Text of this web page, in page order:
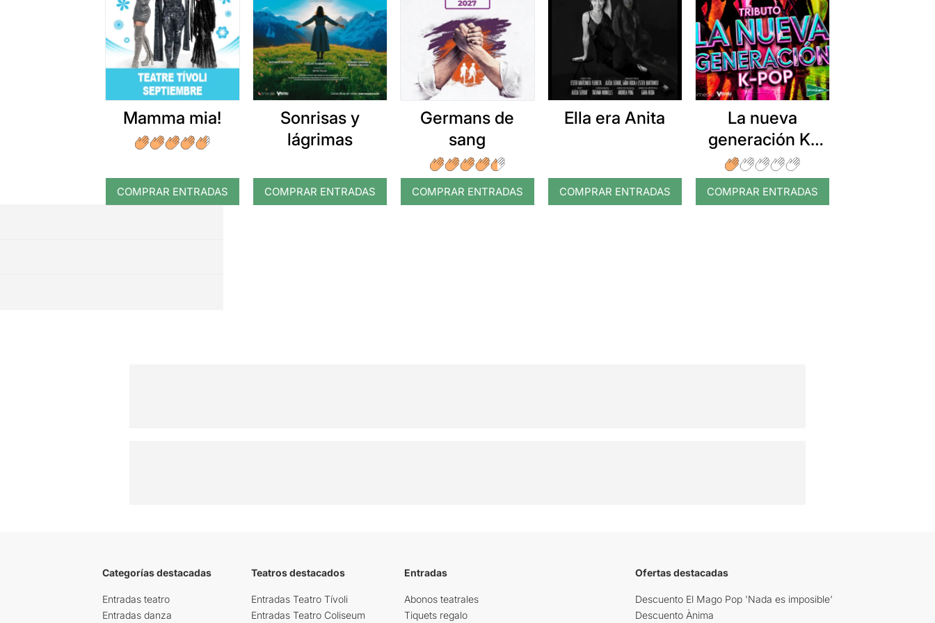
Mamma mia!
COMPRAR ENTRADAS
Sonrisas y
lágrimas
COMPRAR ENTRADAS
Germans de
sang
COMPRAR ENTRADAS
Ella era Anita
COMPRAR ENTRADAS
La nueva
generación K-
pop
COMPRAR ENTRADAS
Categorías destacadas
Entradas teatro
Entradas danza
Teatros destacados
Entradas Teatro Tívoli
Entradas Teatro Coliseum
Entradas
Abonos teatrales
Tiquets regalo
Ofertas destacadas
Descuento El Mago Pop 'Nada es imposible'
Descuento Ànima